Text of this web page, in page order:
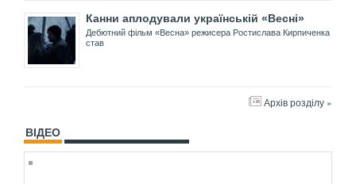
Канни аплодували українській «Весні»
Дебютний фільм «Весна» режисера Ростислава Кирпиченка
став
Архів розділу »
ВІДЕО